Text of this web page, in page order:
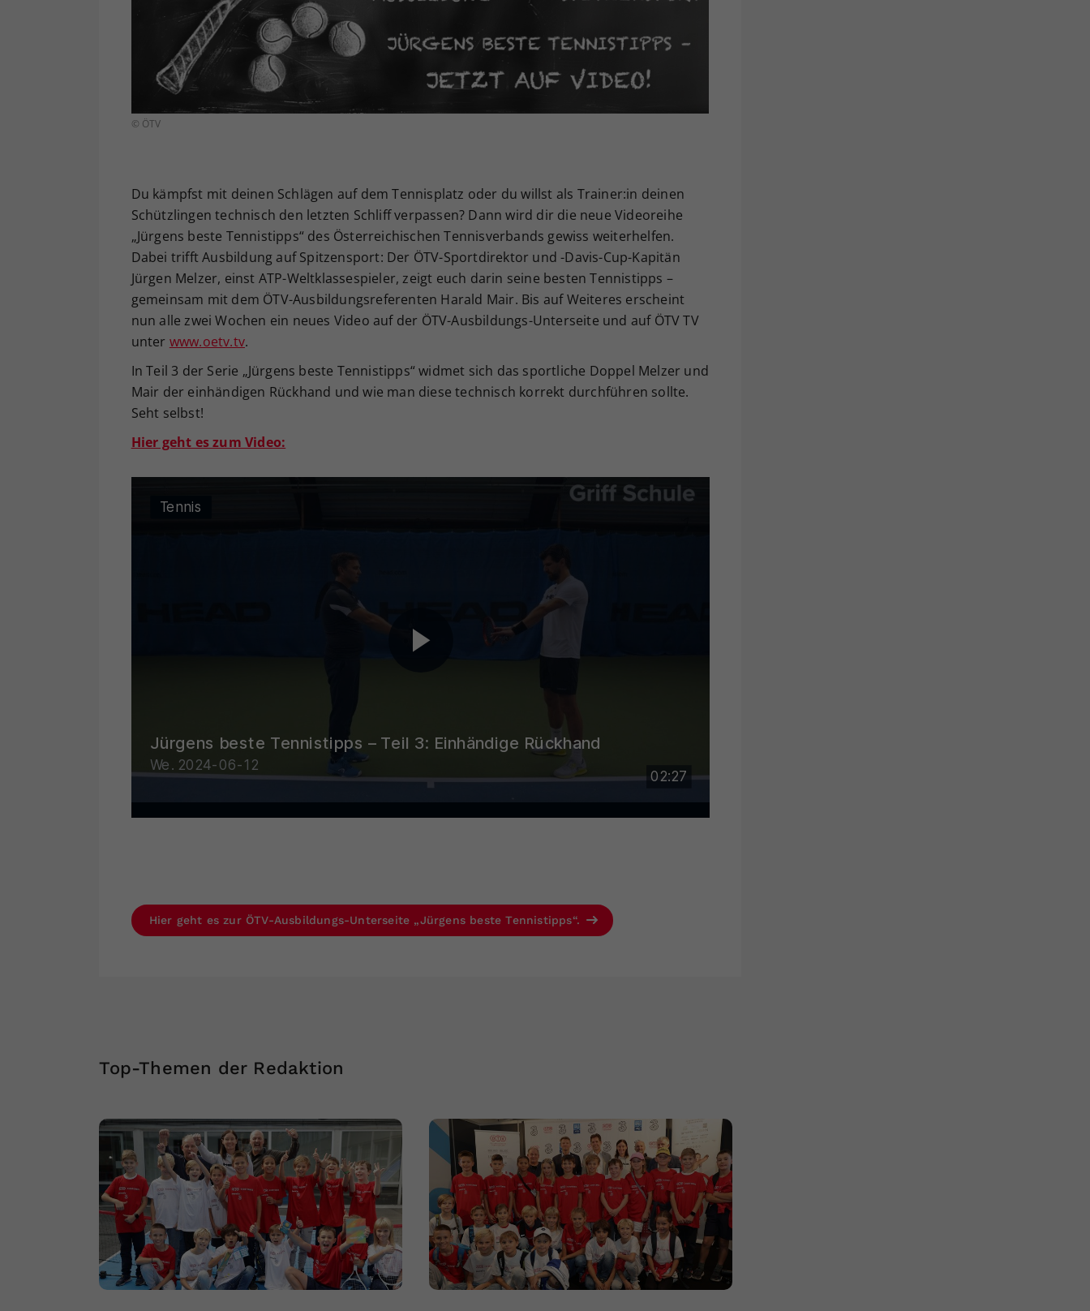
© ÖTV
Du kämpfst mit deinen Schlägen auf dem Tennisplatz oder du willst als Trainer:in deinen
Schützlingen technisch den letzten Schliff verpassen? Dann wird dir die neue Videoreihe
„Jürgens beste Tennistipps“ des Österreichischen Tennisverbands gewiss weiterhelfen.
Dabei trifft Ausbildung auf Spitzensport: Der ÖTV-Sportdirektor und -Davis-Cup-Kapitän
Jürgen Melzer, einst ATP-Weltklassespieler, zeigt euch darin seine besten Tennistipps –
gemeinsam mit dem ÖTV-Ausbildungsreferenten Harald Mair. Bis auf Weiteres erscheint
nun alle zwei Wochen ein neues Video auf der ÖTV-Ausbildungs-Unterseite und auf ÖTV TV
unter www.oetv.tv.
In Teil 3 der Serie „Jürgens beste Tennistipps“ widmet sich das sportliche Doppel Melzer und
Mair der einhändigen Rückhand und wie man diese technisch korrekt durchführen sollte.
Seht selbst!
Hier geht es zum Video:
Hier geht es zur ÖTV-Ausbildungs-Unterseite „Jürgens beste Tennistipps“.
Top-Themen der Redaktion
Webseiten-Betreiber dies eingestellt hat.